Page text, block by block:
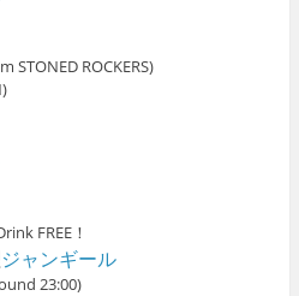
STONED ROCKERS)
FREE！
ジャンギール
23:00)